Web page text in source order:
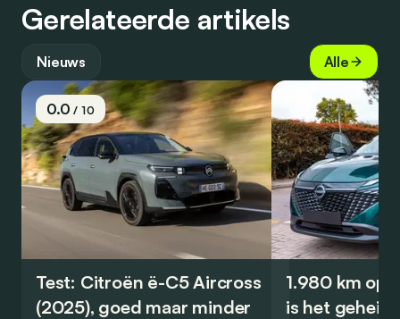
Gerelateerde artikels
Nieuws Alle
0.0/ 10
Test: Citroën ë-C5 Aircross
(2025), goed maar minder
1.980 km op
is het